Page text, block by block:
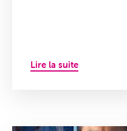
Lire la suite